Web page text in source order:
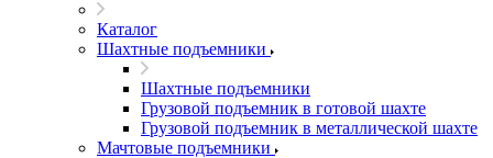
Каталог
Шахтные подъемники
Шахтные подъемники
Грузовой подъемник в готовой шахте
Грузовой подъемник в металлической шахте
Мачтовые подъемники